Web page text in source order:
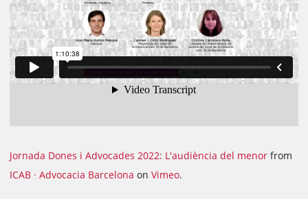
Jornada Dones i Advocades 2022: L'audiència del menor from
ICAB · Advocacia Barcelona on Vimeo.